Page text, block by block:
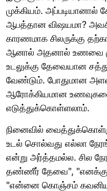
முக்கியம். அப்படியானால்
ஆபத்தான விஷயமா?
காரணமாக சிலருக்கு
ஆனால் அதனால் உணவை
உடலுக்கு தேவையான
வேண்டும். போதுமான
ஆரோக்கியமான
எடுத்துக்கொள்ளலாம்.
நினைவில்
உடல் சொல்வது எல்லா
என்று அர்த்தமல்ல. சில
தண்ணீர் தேவை", "எனக்கு
"என்னை கொஞ்சம்